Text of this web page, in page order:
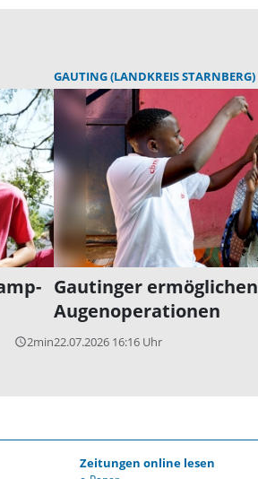
query_builder2min
GAUTING (LANDKREIS STARNBERG)
Gautinger ermöglichen
Augenoperationen
22.07.2026 16:16 Uhr
Zeitungen online lesen